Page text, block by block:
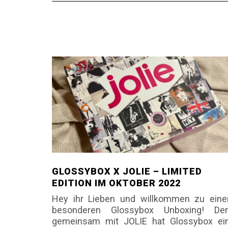
GLOSSYBOX X JOLIE – LIMITED
EDITION IM OKTOBER 2022
Hey ihr Lieben und willkommen zu
besonderen Glossybox Unboxing!
gemeinsam mit JOLIE hat Glossybox